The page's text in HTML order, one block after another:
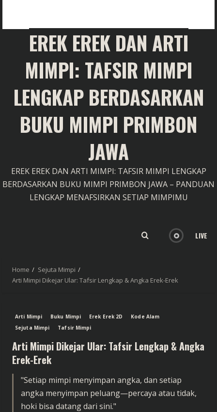
EREK EREK DAN ARTI
MIMPI: TAFSIR MIMPI
LENGKAP BERDASARKAN
BUKU MIMPI PRIMBON
JAWA
EREK EREK DAN ARTI MIMPI: TAFSIR MIMPI LENGKAP
BERDASARKAN BUKU MIMPI PRIMBON JAWA – PANDUAN
LENGKAP MENAFSIRKAN SETIAP MIMPIMU
LIVE
Home
Sejuta Mimpi
Arti Mimpi Dikejar Ular: Tafsir Lengkap & Angka Erek-Erek
Arti Mimpi Buku Mimpi Erek Erek 2D
Kode Alam
Sejuta Mimpi
Tafsir Mimpi
Arti Mimpi Dikejar Ular: Tafsir Lengkap & Angka
Erek-Erek
"Setiap mimpi menyimpan angka, dan setiap
angka menyimpan peluang—percaya atau tidak,
hoki bisa datang dari sini."